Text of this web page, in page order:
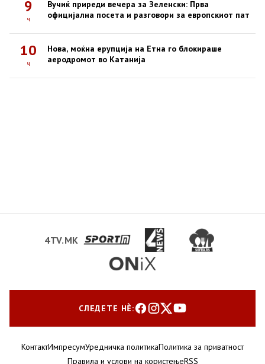
9
ч
Вучиќ приреди вечера за Зеленски: Прва
официјална посета и разговори за европскиот пат
10
ч
Нова, моќна ерупција на Етна го блокираше
аеродромот во Катанија
4TV.MK
СЛЕДЕТЕ НЀ:
КонтактИмпресумУредничка политикаПолитика за приватност
Правила и услови на користењеRSS